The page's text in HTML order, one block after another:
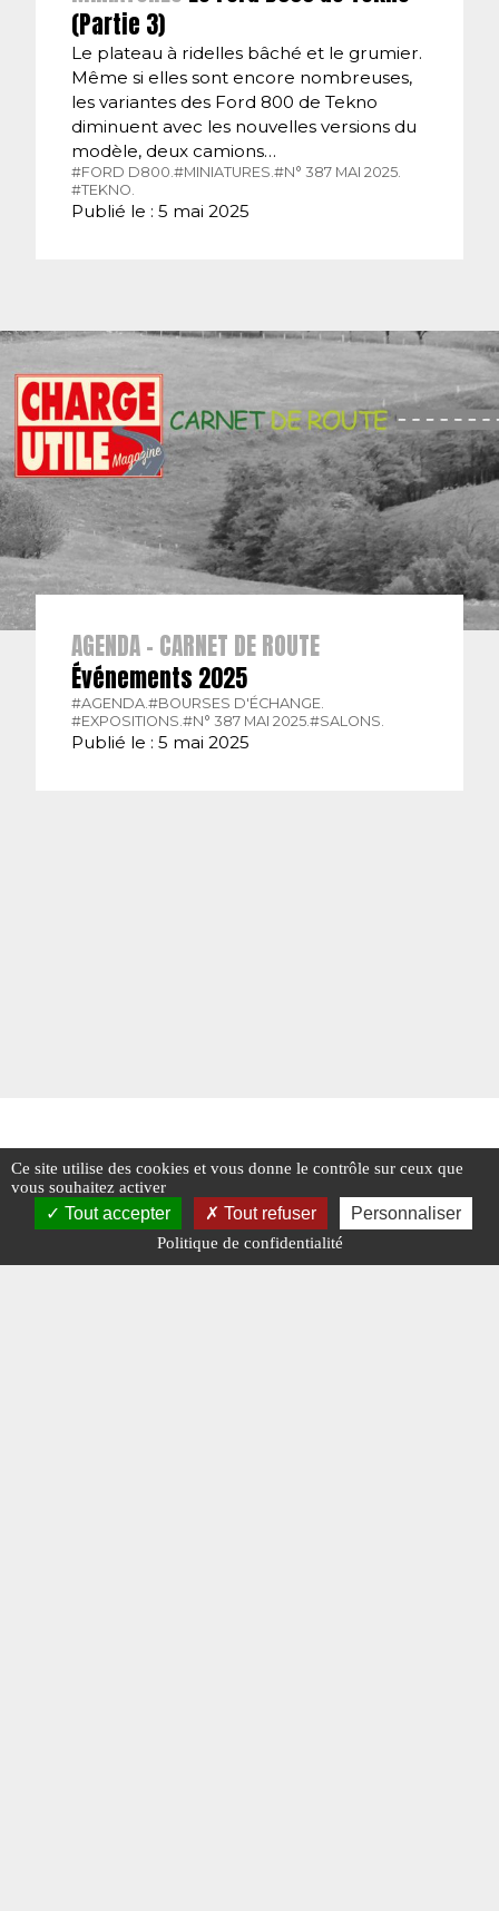
(Partie 3)
Le plateau à ridelles bâché et le grumier.
Même si elles sont encore nombreuses,
les variantes des Ford 800 de Tekno
diminuent avec les nouvelles versions du
modèle, deux camions…
#FORD D800.#MINIATURES.#N° 387 MAI 2025.
#TEKNO.
Publié le : 5 mai 2025
AGENDA - CARNET DE ROUTE
Événements 2025
#AGENDA. #BOURSES D'ÉCHANGE.
#EXPOSITIONS. #N° 387 MAI 2025. #SALONS.
Publié le : 5 mai 2025
Ce site utilise des cookies et vous donne le contrôle sur ceux que
vous souhaitez activer
Tout accepter Tout refuser Personnaliser
Politique de confidentialité